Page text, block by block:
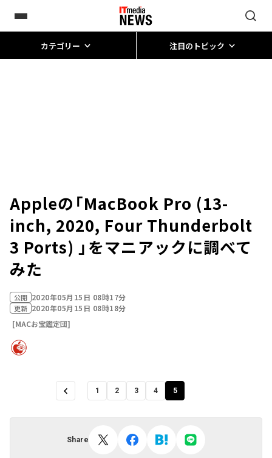
カテゴリー 注目のトピック
Appleの「MacBook Pro (13-
inch, 2020, Four Thunderbolt
3 Ports) 」をマニアックに調べて
みた
公開 2020年05月15日 08時17分
更新 2020年05月15日 08時18分
[MACお宝鑑定団]
1 2 3 4 5
Share